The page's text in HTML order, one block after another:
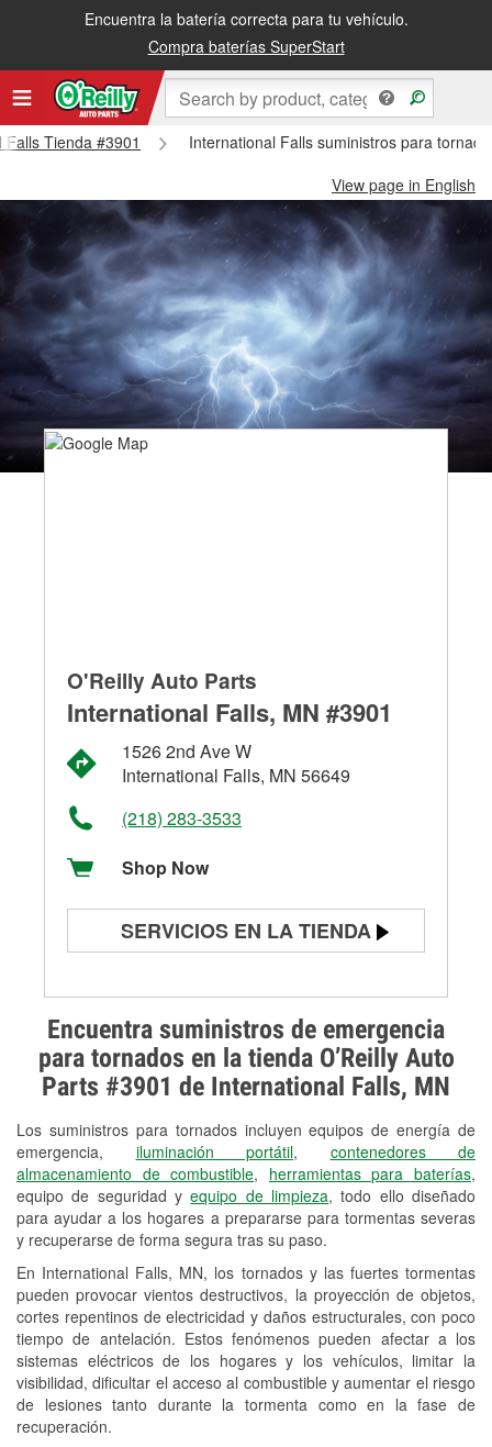
Encuentra la batería correcta para tu vehículo.
Compra baterías SuperStart
Tienda #3901
International Falls suministros para
View page in English
Encuentra suministros de emergencia
para tornados en la tienda O’Reilly Auto
Parts #3901 de International Falls, MN
Los suministros para tornados incluyen equipos de energía de
emergencia, iluminación portátil, contenedores de
almacenamiento de combustible, herramientas para baterías,
equipo de seguridad yequipo de limpieza, todo ello diseñado
para ayudar a los hogares a prepararse para tormentas severas
y recuperarse de forma segura tras su paso.
En International Falls, MN, los tornados y las fuertes tormentas
pueden provocar vientos destructivos, la proyección de objetos,
cortes repentinos de electricidad y daños estructurales, con poco
tiempo de antelación. Estos fenómenos pueden afectar a los
sistemas eléctricos de los hogares y los vehículos, limitar la
visibilidad, dificultar el acceso al combustible y aumentar el riesgo
de lesiones tanto durante la tormenta como en la fase de
recuperación.
O'Reilly Auto Parts
International Falls, MN #3901
1526 2nd Ave W
International Falls, MN 56649
(218) 283-3533
Shop Now
SERVICIOS EN LA TIENDA
Prueba de alternadores y
arrancadores
Revisión de la luz "Check Engine"
Reciclaje de baterías y aceite
Instalación de bombillas de faros
Instalación de limpiaparabrisas
Herramientas
Rectificación de tambores y discos de
freno
Mangueras hidráulicas a la medida